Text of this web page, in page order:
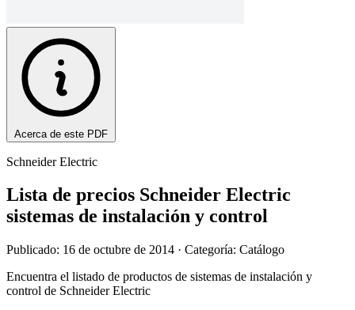
Acerca de este PDF
Schneider Electric
Lista de precios Schneider Electric
sistemas de instalación y control
Publicado: 16 de octubre de 2014 · Categoría: Catálogo
Encuentra el listado de productos de sistemas de instalación y
control de Schneider Electric